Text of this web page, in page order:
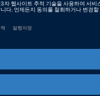
다양한 카메라 센서를
모듈식 프레임 그래버
AUTERA 프레임 그래
다양한 직렬 변환기/
다양한 구성 옵션(